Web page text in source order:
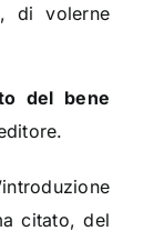
di volerne
del bene
citato, del